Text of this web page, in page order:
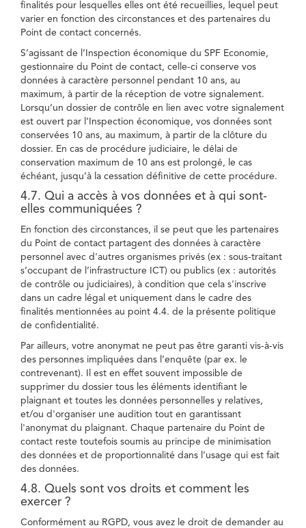
finalités pour lesquelles elles ont été recueillies, lequel peut
varier en fonction des circonstances et des partenaires du
Point de contact concernés.
S’agissant de l’Inspection économique du SPF Economie,
gestionnaire du Point de contact, celle-ci conserve vos
données à caractère personnel pendant 10 ans, au
maximum, à partir de la réception de votre signalement.
Lorsqu’un dossier de contrôle en lien avec votre signalement
est ouvert par l’Inspection économique, vos données sont
conservées 10 ans, au maximum, à partir de la clôture du
dossier. En cas de procédure judiciaire, le délai de
conservation maximum de 10 ans est prolongé, le cas
échéant, jusqu’à la cessation définitive de cette procédure.
4.7. Qui a accès à vos données et à qui sont-
elles communiquées ?
En fonction des circonstances, il se peut que les partenaires
du Point de contact partagent des données à caractère
personnel avec d'autres organismes privés (ex : sous-traitant
s’occupant de l’infrastructure ICT) ou publics (ex : autorités
de contrôle ou judiciaires), à condition que cela s'inscrive
dans un cadre légal et uniquement dans le cadre des
finalités mentionnées au point 4.4. de la présente politique
de confidentialité.
Par ailleurs, votre anonymat ne peut pas être garanti vis-à-vis
des personnes impliquées dans l’enquête (par ex. le
contrevenant). Il est en effet souvent impossible de
supprimer du dossier tous les éléments identifiant le
plaignant et toutes les données personnelles y relatives,
et/ou d'organiser une audition tout en garantissant
l'anonymat du plaignant. Chaque partenaire du Point de
contact reste toutefois soumis au principe de minimisation
des données et de proportionnalité dans l’usage qui est fait
des données.
4.8. Quels sont vos droits et comment les
exercer ?
Conformément au RGPD, vous avez le droit de demander au